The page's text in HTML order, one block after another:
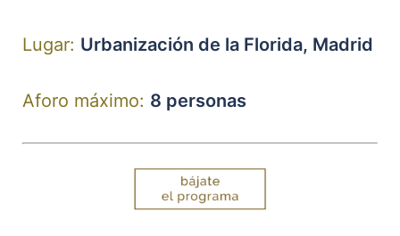
Lugar: Urbanización de la Florida, Madrid
Aforo máximo: 8 personas